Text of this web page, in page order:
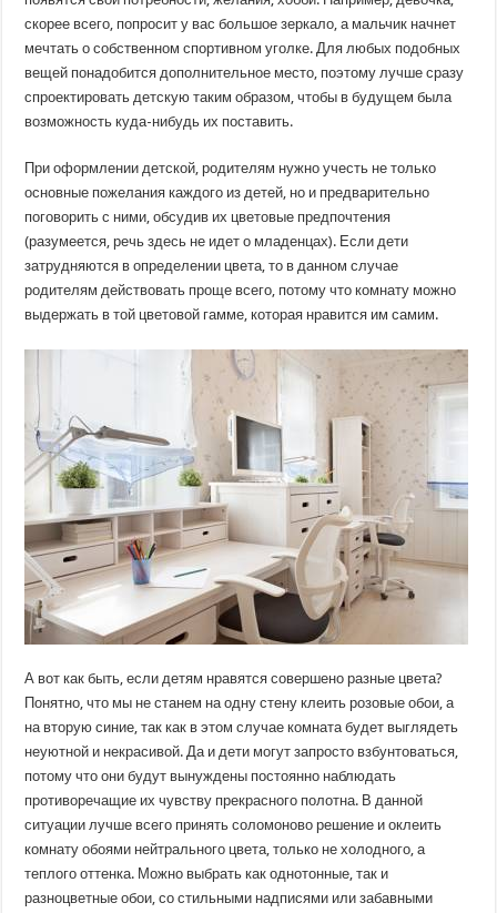
скорее всего, попросит у вас большое зеркало, а мальчик начнет
мечтать о собственном спортивном уголке. Для любых подобных
вещей понадобится дополнительное место, поэтому лучше сразу
спроектировать детскую таким образом, чтобы в будущем была
возможность куда-нибудь их поставить.
При оформлении детской, родителям нужно учесть не только
основные пожелания каждого из детей, но и предварительно
поговорить с ними, обсудив их цветовые предпочтения
(разумеется, речь здесь не идет о младенцах). Если дети
затрудняются в определении цвета, то в данном случае
родителям действовать проще всего, потому что комнату можно
выдержать в той цветовой гамме, которая нравится им самим.
А вот как быть, если детям нравятся совершено разные цвета?
Понятно, что мы не станем на одну стену клеить розовые обои, а
на вторую синие, так как в этом случае комната будет выглядеть
неуютной и некрасивой. Да и дети могут запросто взбунтоваться,
потому что они будут вынуждены постоянно наблюдать
противоречащие их чувству прекрасного полотна. В данной
ситуации лучше всего принять соломоново решение и оклеить
комнату обоями нейтрального цвета, только не холодного, а
теплого оттенка. Можно выбрать как однотонные, так и
разноцветные обои, со стильными надписями или забавными